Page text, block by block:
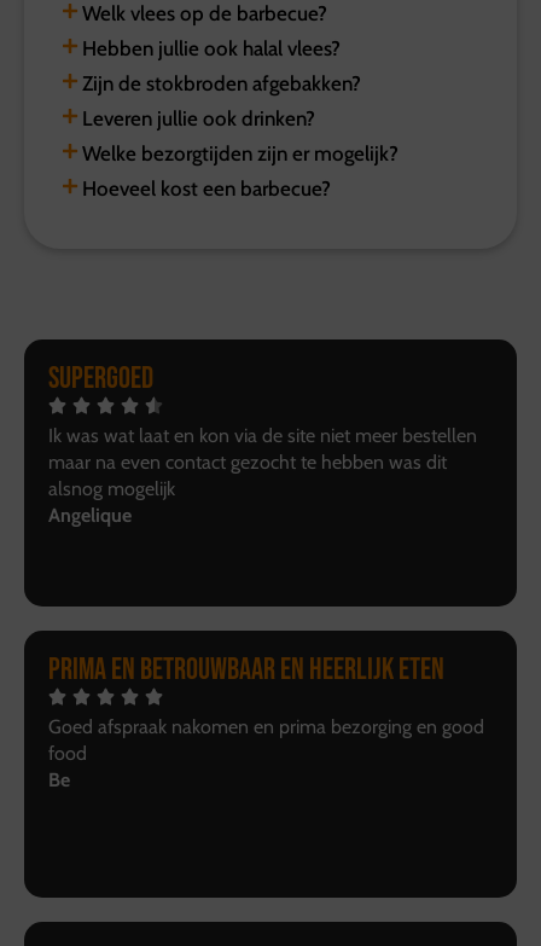
Welk vlees op de barbecue?
Hebben jullie ook halal vlees?
Zijn de stokbroden afgebakken?
Leveren jullie ook drinken?
Welke bezorgtijden zijn er mogelijk?
Hoeveel kost een barbecue?
Supergoed
Ik was wat laat en kon via de site niet meer bestellen
maar na even contact gezocht te hebben was dit
alsnog mogelijk
Angelique
Prima en betrouwbaar en heerlijk eten
Goed afspraak nakomen en prima bezorging en good
food
Be